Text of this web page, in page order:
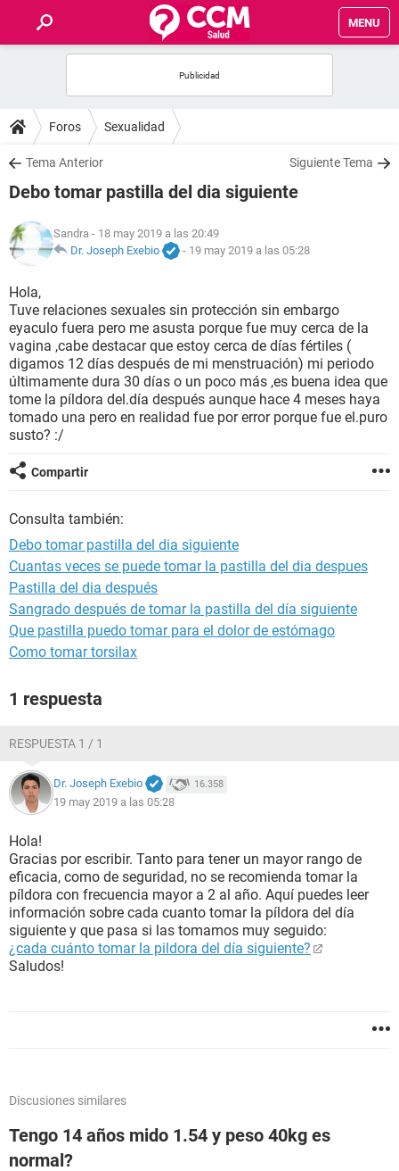
MENU
FOROS
SALUD
NUTRICIÓN
BIENESTAR
SEXUALIDAD
GLOSARIO
Foros Sexualidad
Tema Anterior Siguiente Tema
Debo tomar pastilla del dia siguiente
Sandra - 18 may 2019 a las 20:49
Dr. Joseph Exebio
- 19 may 2019 a las 05:28
Hola,
Tuve relaciones sexuales sin protección sin embargo
eyaculo fuera pero me asusta porque fue muy cerca de la
vagina ,cabe destacar que estoy cerca de días fértiles (
digamos 12 días después de mi menstruación) mi periodo
últimamente dura 30 días o un poco más ,es buena idea que
tome la píldora del.día después aunque hace 4 meses haya
tomado una pero en realidad fue por error porque fue el.puro
susto? :/
Compartir
Consulta también:
Debo tomar pastilla del dia siguiente
Cuantas veces se puede tomar la pastilla del dia despues
Pastilla del dia después
Sangrado después de tomar la pastilla del día siguiente
Que pastilla puedo tomar para el dolor de estómago
Como tomar torsilax
1 respuesta
RESPUESTA 1 / 1
Dr. Joseph Exebio 16.358
19 may 2019 a las 05:28
Hola!
Gracias por escribir. Tanto para tener un mayor rango de
eficacia, como de seguridad, no se recomienda tomar la
píldora con frecuencia mayor a 2 al año. Aquí puedes leer
información sobre cada cuanto tomar la píldora del día
siguiente y que pasa si las tomamos muy seguido:
¿cada cuánto tomar la pildora del día siguiente?
Saludos!
Discusiones similares
Tengo 14 años mido 1.54 y peso 40kg es
normal?